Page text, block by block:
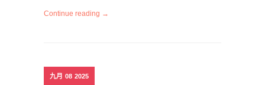
Continue reading →
九月 08 2025